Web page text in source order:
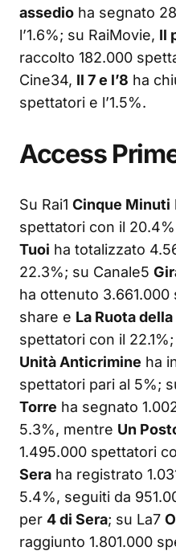
assedio ha segnato
l’1.6%; su RaiMovie, Il
raccolto 182.000
Cine34, Il 7 e l’8 ha
spettatori e l’1.5%.
Access
Su Rai1 Cinque Minuti
spettatori con il
Tuoi ha totalizzato
22.3%; su Canale5
ha ottenuto 3.661.000
share e La Ruota
spettatori con il 22.1%;
Unità Anticrimine ha
spettatori pari al 5%;
Torre ha segnato
5.3%, mentre Un
1.495.000 spettatori
Sera ha registrato
5.4%, seguiti da
per 4 di Sera; su La7
raggiunto 1.801.000